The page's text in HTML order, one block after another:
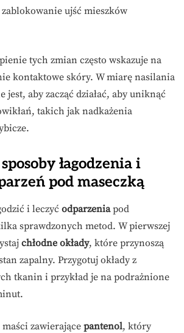
ujść mieszków
tych zmian często wskazuje na
kontaktowe skóry. W miarę nasilania
jest, aby zacząć działać, aby uniknąć
takich jak nadkażenia
łagodzenia i
pod maseczką
i leczyć odparzeniapod
sprawdzonych metod. W pierwszej
chłodne okłady, które przynoszą
zapalny. Przygotuj okłady z
tkanin i przykład je na podrażnione
zawierające pantenol, który